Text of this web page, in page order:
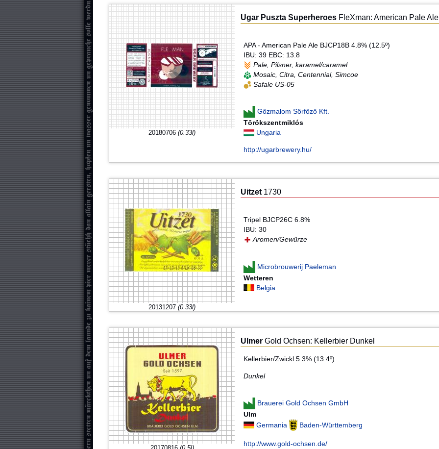
20180706 (0.33l)
Ugar Puszta Superheroes FleXman: American Pale Ale
APA - American Pale Ale BJCP18B 4.8% (12.5º)
IBU: 39 EBC: 13.8
Pale, Pilsner, karamel/caramel
Mosaic, Citra, Centennial, Simcoe
Safale US-05
Gőzmalom Sörfőző Kft.
Törökszentmiklós
Ungaria
http://ugarbrewery.hu/
20131207 (0.33l)
Uitzet 1730
Tripel BJCP26C 6.8%
IBU: 30
Aromen/Gewürze
Microbrouwerij Paeleman
Wetteren
Belgia
Ulmer Gold Ochsen: Kellerbier Dunkel
Kellerbier/Zwickl 5.3% (13.4º)
Dunkel
Brauerei Gold Ochsen GmbH
Ulm
Germania
Baden-Württemberg
http://www.gold-ochsen.de/